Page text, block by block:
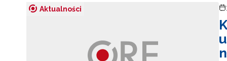
Aktualności